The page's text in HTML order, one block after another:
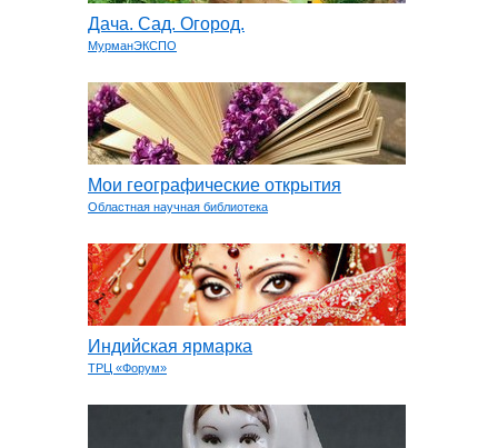
Дача. Сад. Огород.
МурманЭКСПО
Мои географические открытия
Областная научная библиотека
Индийская ярмарка
ТРЦ «Форум»